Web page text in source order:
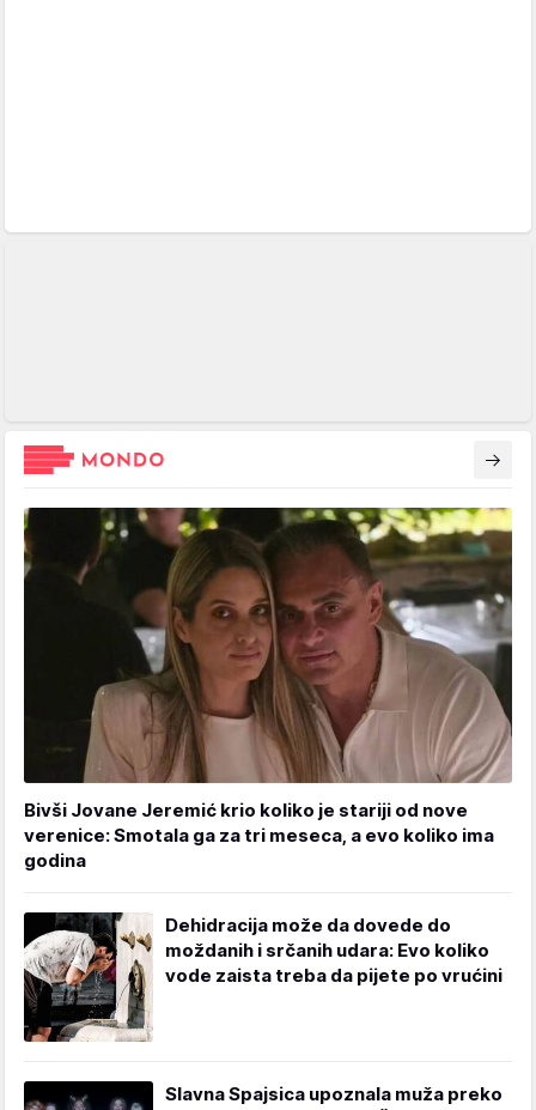
Bivši Jovane Jeremić krio koliko je stariji od nove
verenice: Smotala ga za tri meseca, a evo koliko ima
godina
Dehidracija može da dovede do
moždanih i srčanih udara: Evo koliko
vode zaista treba da pijete po vrućini
Slavna Spajsica upoznala muža preko